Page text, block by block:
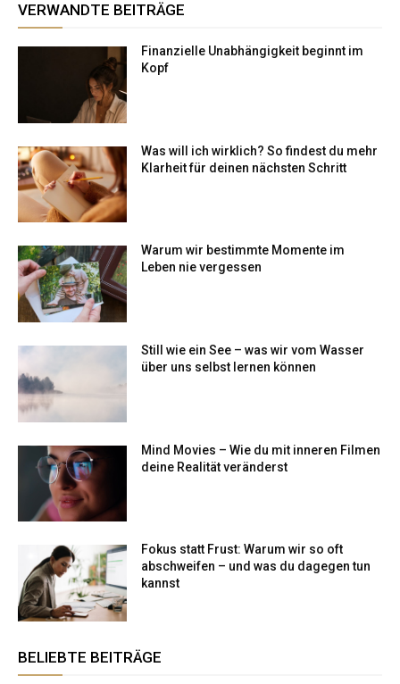
VERWANDTE BEITRÄGE
Finanzielle Unabhängigkeit beginnt im
Kopf
Was will ich wirklich? So findest du mehr
Klarheit für deinen nächsten Schritt
Warum wir bestimmte Momente im
Leben nie vergessen
Still wie ein See – was wir vom Wasser
über uns selbst lernen können
Mind Movies – Wie du mit inneren Filmen
deine Realität veränderst
Fokus statt Frust: Warum wir so oft
abschweifen – und was du dagegen tun
kannst
BELIEBTE BEITRÄGE